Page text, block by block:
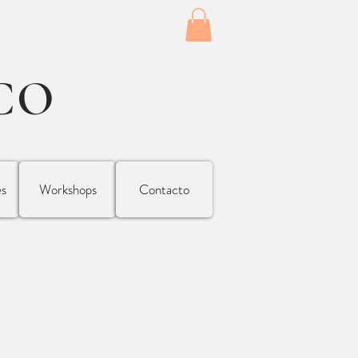
Workshops Contacto